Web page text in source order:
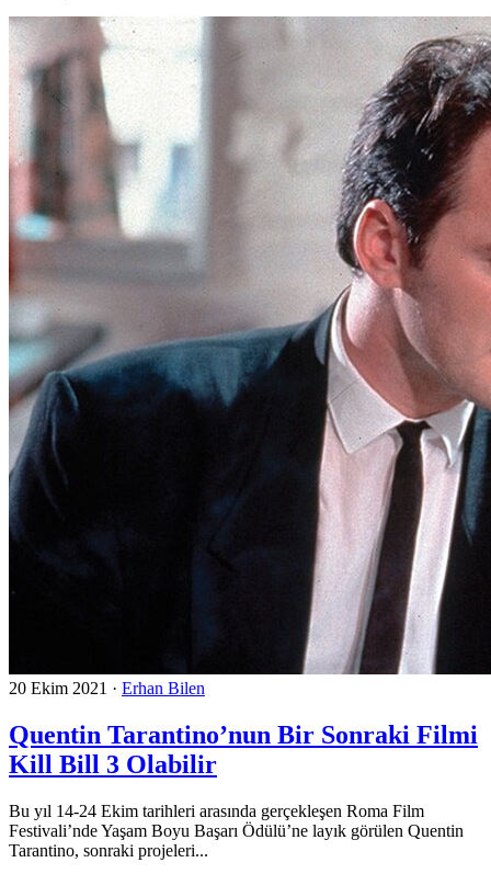
20 Ekim 2021 · Erhan Bilen
Quentin Tarantino’nun Bir Sonraki Filmi
Kill Bill 3 Olabilir
Bu yıl 14-24 Ekim tarihleri arasında gerçekleşen Roma Film
Festivali’nde Yaşam Boyu Başarı Ödülü’ne layık görülen Quentin
Tarantino, sonraki projeleri...